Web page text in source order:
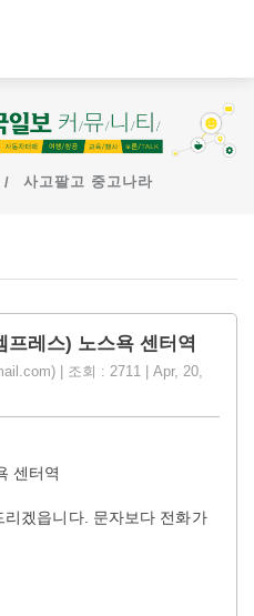
사고팔고 중고나라
레스) 노스욕 센터역
| 조회 : 2711 | Apr, 20,
센터역
겠읍니다. 문자보다 전화가